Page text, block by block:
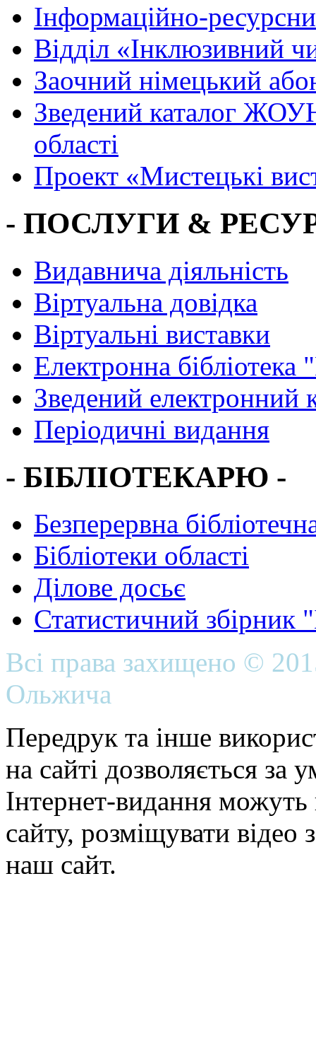
Інформаційно-
Вiддiл «Інклюзивний
Заочний німецький
Зведений каталог
області
Проект «Мистецькі
- ПОСЛУГИ &
Видавнича діяльність
Віртуальна довідка
Віртуальні виставки
Електронна
Зведений електронний
Періодичні видання
- БІБЛІОТЕКАРЮ -
Безперервна
Бібліотеки області
Ділове досьє
Статистичний
Всі права захищено ©
Ольжича
Передрук та інше
на сайті дозволяється
Інтернет-видання можуть
сайту, розміщувати відео
наш сайт.